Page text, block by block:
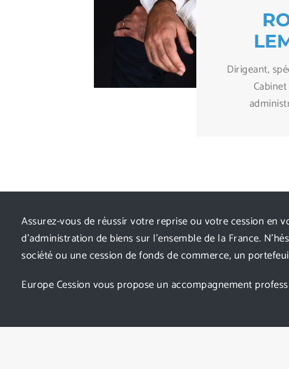
Dirigeant,
Assurez-vous de réussir votre reprise ou votre cession en
d’administration de biens sur l’ensemble de la France.
société ou une cession de fonds de commerce, un
Europe Cession vous propose un accompagnement